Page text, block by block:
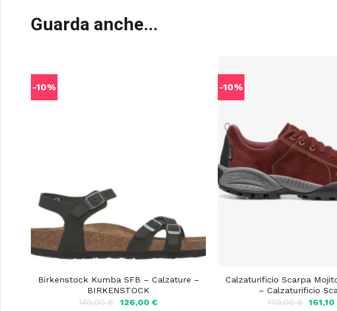
Guarda anche...
-10%
Birkenstock Kumba SFB – Calzature –
BIRKENSTOCK
140,00€
Il
126,00 €Il
-10%
Calzaturificio Scarpa
– Calzaturificio
179,00€ Il
161,10